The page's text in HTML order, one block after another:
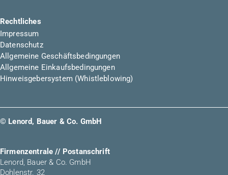
Rechtliches
Impressum
Datenschutz
Allgemeine Geschäftsbedingungen
Allgemeine Einkaufsbedingungen
Hinweisgebersystem (Whistleblowing)
© Lenord, Bauer & Co. GmbH
Firmenzentrale // Postanschrift
Lenord, Bauer & Co. GmbH
Dohlenstr. 32